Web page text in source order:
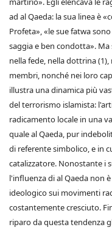
ad al Qaeda: la sua linea è
Profeta», «le sue fatwa
saggia e ben condotta».
nella fede, nella dottrina
membri, nonché nei loro
illustra una dinamica più
del terrorismo islamista:
radicamento locale in una
quale al Qaeda, pur
di referente simbolico, e in
catalizzatore. Nonostante i
l'influenza di al Qaeda non
ideologico sui movimenti
costantemente cresciuto.
riparo da questa tendenza